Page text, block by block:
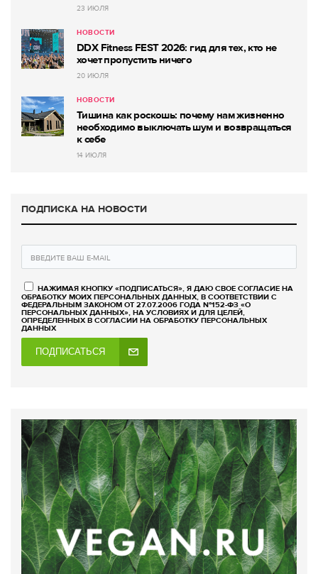
23 ИЮЛЯ
НОВОСТИ
DDX Fitness FEST 2026: гид для тех, кто не
хочет пропустить ничего
20 ИЮЛЯ
НОВОСТИ
Тишина как роскошь: почему нам жизненно
необходимо выключать шум и возвращаться
к себе
14 ИЮЛЯ
ПОДПИСКА НА НОВОСТИ
НАЖИМАЯ КНОПКУ «ПОДПИСАТЬСЯ», Я ДАЮ СВОЕ СОГЛАСИЕ НА
ОБРАБОТКУ МОИХ ПЕРСОНАЛЬНЫХ ДАННЫХ, В СООТВЕТСТВИИ С
ФЕДЕРАЛЬНЫМ ЗАКОНОМ ОТ 27.07.2006 ГОДА №152-ФЗ «О
ПЕРСОНАЛЬНЫХ ДАННЫХ», НА УСЛОВИЯХ И ДЛЯ ЦЕЛЕЙ,
ОПРЕДЕЛЕННЫХ В СОГЛАСИИ НА ОБРАБОТКУ ПЕРСОНАЛЬНЫХ
ДАННЫХ
ПОДПИСАТЬСЯ